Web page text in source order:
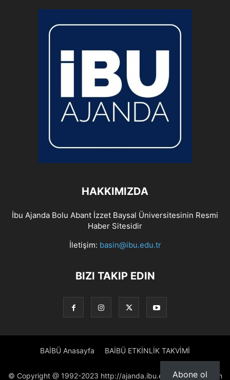
HAKKIMIZDA
İbu Ajanda Bolu Abant İzzet Baysal Üniversitesinin Resmi
Haber Sitesidir
İletişim: basin@ibu.edu.tr
BIZI TAKIP EDIN
BAİBÜ Anasayfa BAİBÜ ETKİNLİK TAKVİMİ
© Copyright @ 1992-2023 http://ajanda.ibu.edu.tr/ Proje: Basın
Abone ol